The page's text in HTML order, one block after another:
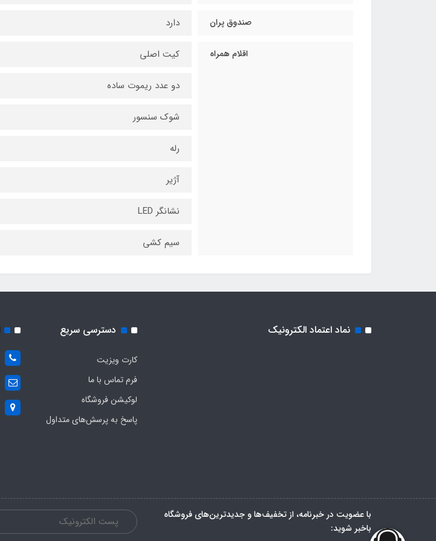
صندوق پران دارد
اقلام همراه کیت اصلی
دو عدد ريموت ساده
شوك سنسور
رله
آژير
نشانگر LED
سيم كشي
نماد اعتماد الکترونیک دسترسی سریع
کارت ویزیت
فرم تماس با ما
لوکیشن فروشگاه
پاسخ به پرسش‌های متداول
با عضویت در خبرنامه، از تخفیف‌ها و جدیدترین‌های فروشگاه
باخبر شوید: